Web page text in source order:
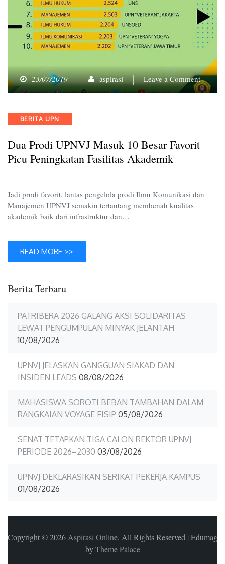
23/07/2019 aspirasi Leave a Commenton
Dua
Categories
BERITA UPN
Dua Prodi UPNVJ Masuk 10 Besar Favorit
Picu Peningkatan Fasilitas Akademik
Jadi prodi favorit, lantas pengelola prodi Ilmu Komunikasi dan
Manajemen UPNVJ semakin tertantang membenah kualitas
akademik baik dari infrastruktur dan…
READ MORE >>
Berita Terbaru
PATRIBERA 2026 GALANG AKSI SOLIDARITAS
LEWAT PENGUMPULAN MINYAK JELANTAH
10/08/2026
UPNVJ JELASKAN GANGGUAN SIAKAD DAN
INSIDEN LEADS 08/08/2026
MAHASISWA SOROTI BEBAN TAMBAHAN DALAM
RANGKAIAN VOYAGE FISIP 05/08/2026
SENAT TETAPKAN TIGA CALON REKTOR UPNVJ
PERIODE 2026–2030 03/08/2026
UPNVJ DEKLARASIKAN SERIKAT PEKERJA KAMPUS
01/08/2026
Copyright © 2026 Aspirasi Online. All Rights Reserved | Edumag
byTheme Palace